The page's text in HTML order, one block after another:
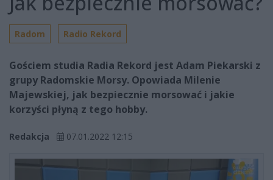
Radom Radio Rekord
Gościem studia Radia Rekord jest Adam Piekarski z
grupy Radomskie Morsy. Opowiada Milenie
Majewskiej, jak bezpiecznie morsować i jakie
korzyści płyną z tego hobby.
Redakcja 07.01.2022 12:15